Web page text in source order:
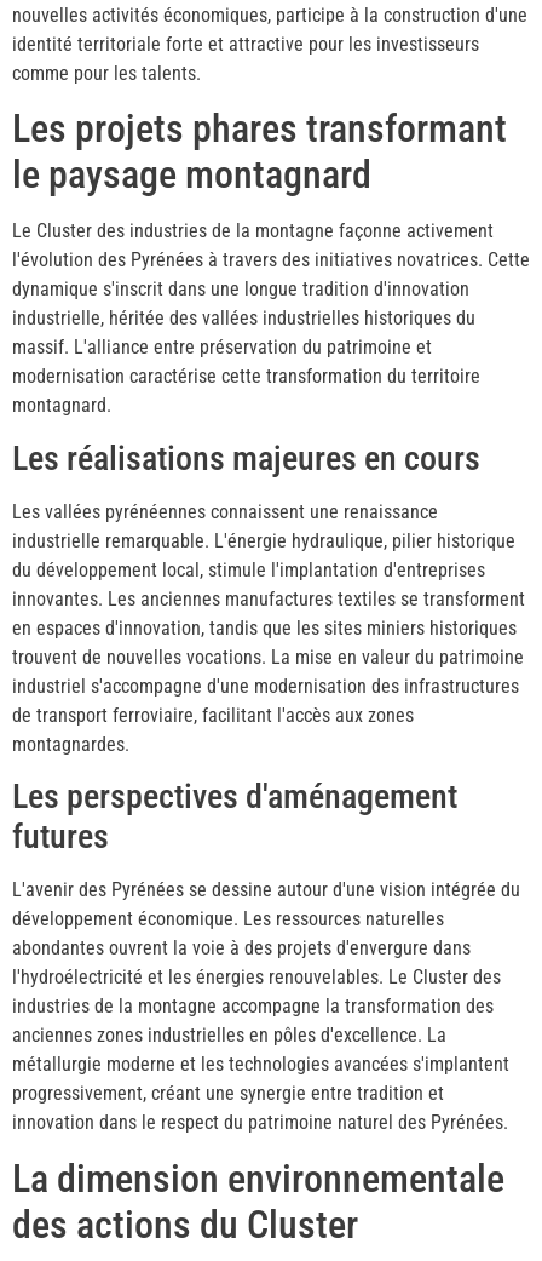
nouvelles activités économiques, participe à la construction d'une
identité territoriale forte et attractive pour les investisseurs
comme pour les talents.
Les projets phares transformant
le paysage montagnard
Le Cluster des industries de la montagne façonne activement
l'évolution des Pyrénées à travers des initiatives novatrices. Cette
dynamique s'inscrit dans une longue tradition d'innovation
industrielle, héritée des vallées industrielles historiques du
massif. L'alliance entre préservation du patrimoine et
modernisation caractérise cette transformation du territoire
montagnard.
Les réalisations majeures en cours
Les vallées pyrénéennes connaissent une renaissance
industrielle remarquable. L'énergie hydraulique, pilier historique
du développement local, stimule l'implantation d'entreprises
innovantes. Les anciennes manufactures textiles se transforment
en espaces d'innovation, tandis que les sites miniers historiques
trouvent de nouvelles vocations. La mise en valeur du patrimoine
industriel s'accompagne d'une modernisation des infrastructures
de transport ferroviaire, facilitant l'accès aux zones
montagnardes.
Les perspectives d'aménagement
futures
L'avenir des Pyrénées se dessine autour d'une vision intégrée du
développement économique. Les ressources naturelles
abondantes ouvrent la voie à des projets d'envergure dans
l'hydroélectricité et les énergies renouvelables. Le Cluster des
industries de la montagne accompagne la transformation des
anciennes zones industrielles en pôles d'excellence. La
métallurgie moderne et les technologies avancées s'implantent
progressivement, créant une synergie entre tradition et
innovation dans le respect du patrimoine naturel des Pyrénées.
La dimension environnementale
des actions du Cluster